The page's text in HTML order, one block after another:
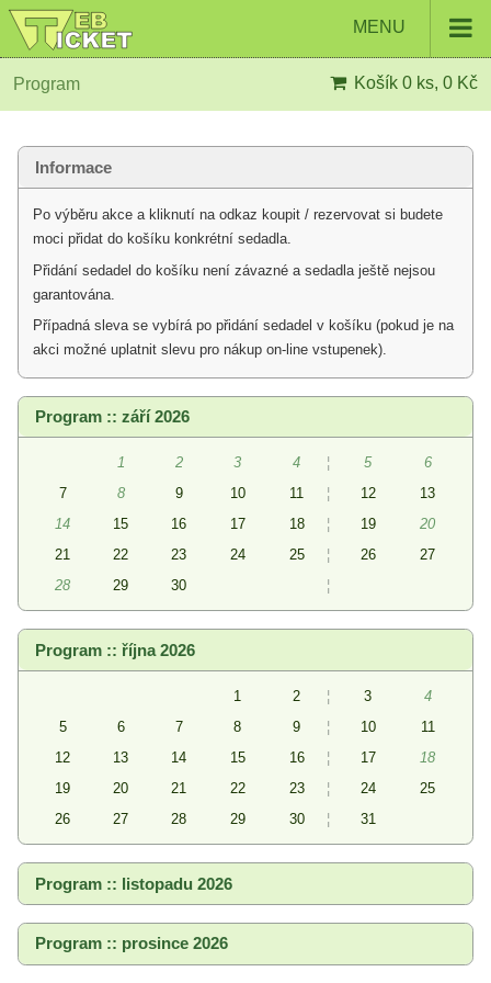
MENU
Program Košík 0 ks, 0 Kč
Informace
Po výběru akce a kliknutí na odkaz koupit / rezervovat si budete
moci přidat do košíku konkrétní sedadla.
Přidání sedadel do košíku není závazné a sedadla ještě nejsou
garantována.
Případná sleva se vybírá po přidání sedadel v košíku (pokud je na
akci možné uplatnit slevu pro nákup on-line vstupenek).
Program :: září 2026
1 2 3 4 ¦ 5
6
7
8 9 10 11 ¦ 12
13
14
15 16 17 18 ¦ 19
20
21
22 23 24 25 ¦ 26
27
28
29 30 ¦
Program :: října 2026
1 2 ¦ 3
4
5
6 7 8 9 ¦ 10
11
12
13 14 15 16 ¦ 17
18
19
20 21 22 23 ¦ 24
25
26
27 28 29 30 ¦ 31
Program :: listopadu 2026
Program :: prosince 2026